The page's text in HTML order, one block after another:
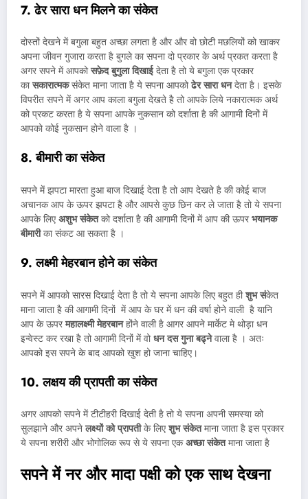
7. ढेर सारा धन मिलने का संकेत
दोस्तों देखने में बगुला बहुत अच्छा लगता है और और वो छोटी मछलियों को खाकर
अपना जीवन गुजारा करता है बुगले का सपना दो प्रकार के अर्थ प्रकत करता है
अगर सपने में आपकोसफ़ेद बुगुला दिखाईदेता है तो ये बगुला एक प्रकार
कासकारात्मकसंकेत माना जाता है ये सपना आपकोढेर सारा धनदेता है। इसके
विपरीत सपने में अगर आप काला बगुला देखते है तो आपके लिये नकारात्मक अर्थ
को प्रकट करता है ये सपना आपके नुकसान को दर्शाता है की आगामी दिनों में
आपको कोई नुकसान होने वाला है ।
8. बीमारी का संकेत
सपने में झपटा मारता हुआ बाज दिखाई देता है तो आप देखते है की कोई बाज
अचानक आप के ऊपर झपटा है और आपसे कुछ छिन कर ले जाता है तो ये सपना
आपके लिए अशुभ संकेतको दर्शाता है की आगामी दिनों में आप की ऊपर भयानक
बीमारीका संकट आ सकता है ।
9. लक्ष्मी मेहरबान होने का संकेत
सपने में आपको सारस दिखाई देता है तो ये सपना आपके लिए बहुत हीशुभ संकेत
माना जाता है की आगामी दिनों में आप के घर में धन की वर्षा होने वाली है यानि
आप के ऊपरमहालक्ष्मी मेहरबानहोंने वाली है आगर आपने मार्केट मे थोड़ा धन
इन्वेस्ट कर रखा है तो आगामी दिनों में वोधन दस गुना बढ्नेवाला है । अतः
आपको इस सपने के बाद आपको खुश हो जाना चाहिए।
10. लक्षय की प्रापती का संकेत
अगर आपको सपने में टीटीहरी दिखाई देती है तो ये सपना अपनी समस्या को
सुलझाने और अपनेलक्ष्यों को प्रापतीके लिएशुभ संकेतमाना जाता है इस प्रकार
ये सपना शरीरी और भोगोलिक रूप से ये सपना एकअच्छा संकेतमाना जाता है
सपने में नर और मादा पक्षी को एक साथ देखना